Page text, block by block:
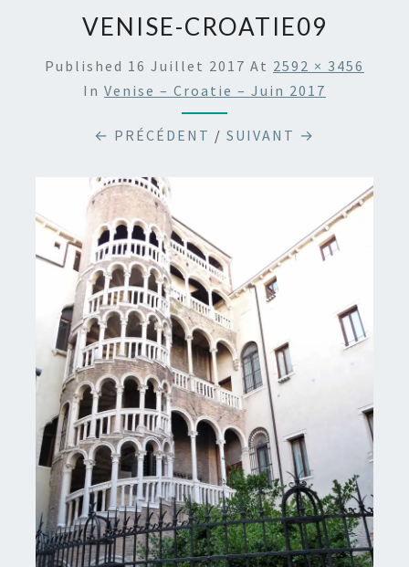
VENISE-CROATIE09
Published 16 Juillet 2017 At 2592 × 3456
In Venise – Croatie – Juin 2017
← PRÉCÉDENT / SUIVANT →